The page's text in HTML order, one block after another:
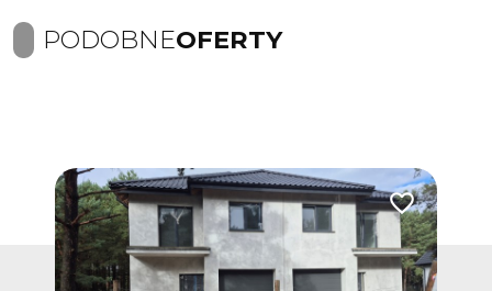
PODOBNEOFERTY
Dodaj do ulubionych Dodaj do